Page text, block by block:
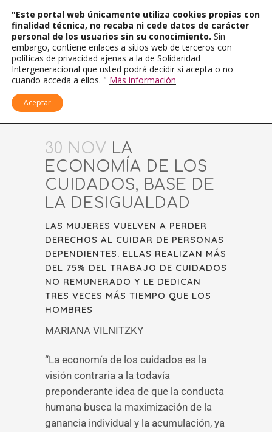
30 NOV LA
ECONOMÍA DE LOS
CUIDADOS, BASE DE
LA DESIGUALDAD
LAS MUJERES VUELVEN A PERDER
DERECHOS AL CUIDAR DE PERSONAS
DEPENDIENTES. ELLAS REALIZAN MÁS
DEL 75% DEL TRABAJO DE CUIDADOS
NO REMUNERADO Y LE DEDICAN
TRES VECES MÁS TIEMPO QUE LOS
HOMBRES
MARIANA VILNITZKY
“La economía de los cuidados es la
visión contraria a la todavía
preponderante idea de que la conducta
humana busca la maximización de la
ganancia individual y la acumulación, ya
"Este portal web únicamente utiliza cookies propias con
finalidad técnica, no recaba ni cede datos de carácter
personal de los usuarios sin su conocimiento. Sin
embargo, contiene enlaces a sitios web de terceros con
políticas de privacidad ajenas a la de Solidaridad
Intergeneracional que usted podrá decidir si acepta o no
cuando acceda a ellos. " Más información
Aceptar